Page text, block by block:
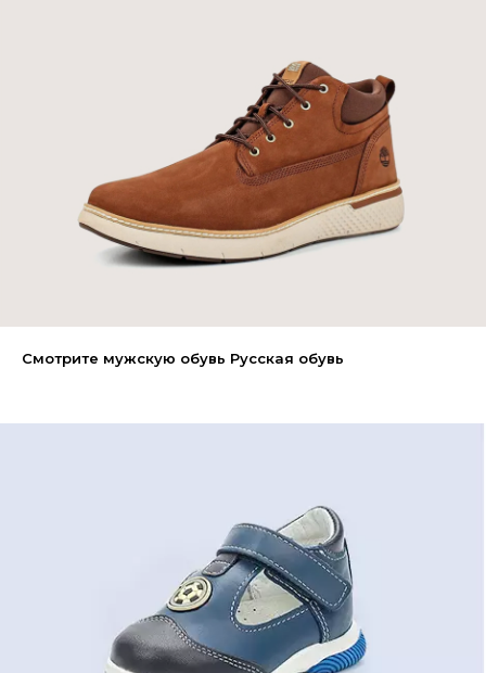
Смотрите мужскую обувь Русская обувь